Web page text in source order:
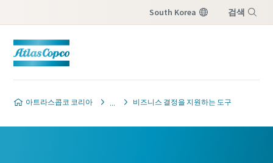
South Korea 검색
아트라스콥코 코리아 비즈니스 결정을 지원하는 도구